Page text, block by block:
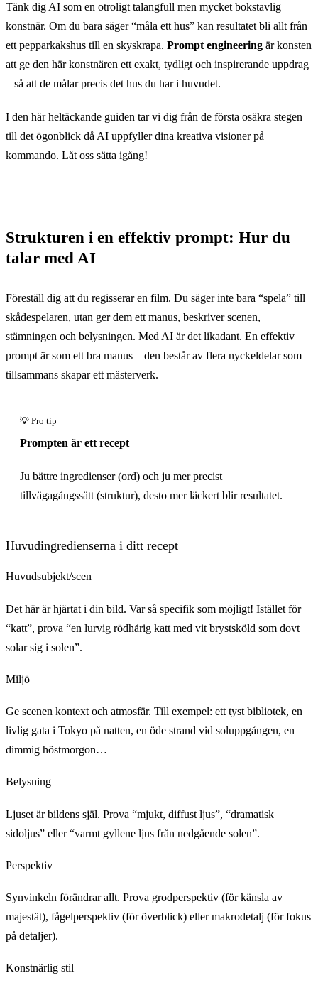
Tänk dig AI som en otroligt talangfull men mycket bokstavlig
konstnär. Om du bara säger “måla ett hus” kan resultatet bli allt från
ett pepparkakshus till en skyskrapa. Prompt engineering är konsten
att ge den här konstnären ett exakt, tydligt och inspirerande uppdrag
– så att de målar precis det hus du har i huvudet.
I den här heltäckande guiden tar vi dig från de första osäkra stegen
till det ögonblick då AI uppfyller dina kreativa visioner på
kommando. Låt oss sätta igång!
Strukturen i en effektiv prompt: Hur du
talar med AI
Föreställ dig att du regisserar en film. Du säger inte bara “spela” till
skådespelaren, utan ger dem ett manus, beskriver scenen,
stämningen och belysningen. Med AI är det likadant. En effektiv
prompt är som ett bra manus – den består av flera nyckeldelar som
tillsammans skapar ett mästerverk.
Prompten är ett recept
Ju bättre ingredienser (ord) och ju mer precist
tillvägagångssätt (struktur), desto mer läckert blir resultatet.
Huvudingredienserna i ditt recept
Huvudsubjekt/scen
Det här är hjärtat i din bild. Var så specifik som möjligt! Istället för
“katt”, prova “en lurvig rödhårig katt med vit brystsköld som dovt
solar sig i solen”.
Miljö
Ge scenen kontext och atmosfär. Till exempel: ett tyst bibliotek, en
livlig gata i Tokyo på natten, en öde strand vid soluppgången, en
dimmig höstmorgon…
Belysning
Ljuset är bildens själ. Prova “mjukt, diffust ljus”, “dramatisk
sidoljus” eller “varmt gyllene ljus från nedgående solen”.
Perspektiv
Synvinkeln förändrar allt. Prova grodperspektiv (för känsla av
majestät), fågelperspektiv (för överblick) eller makrodetalj (för fokus
på detaljer).
Konstnärlig stil